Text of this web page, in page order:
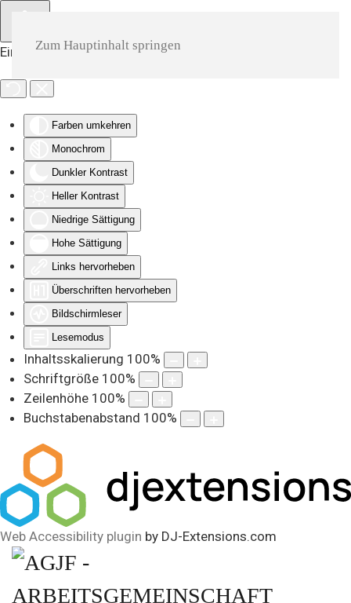
Eingabehilfen öffnen
Farben umkehren
Monochrom
Dunkler Kontrast
Heller Kontrast
Niedrige Sättigung
Hohe Sättigung
Links hervorheben
Überschriften hervorheben
Bildschirmleser
Lesemodus
Inhaltsskalierung 100%
Schriftgröße 100%
Zeilenhöhe 100%
Buchstabenabstand 100%
Web Accessibility plugin by DJ-Extensions.com
Zum Hauptinhalt springen